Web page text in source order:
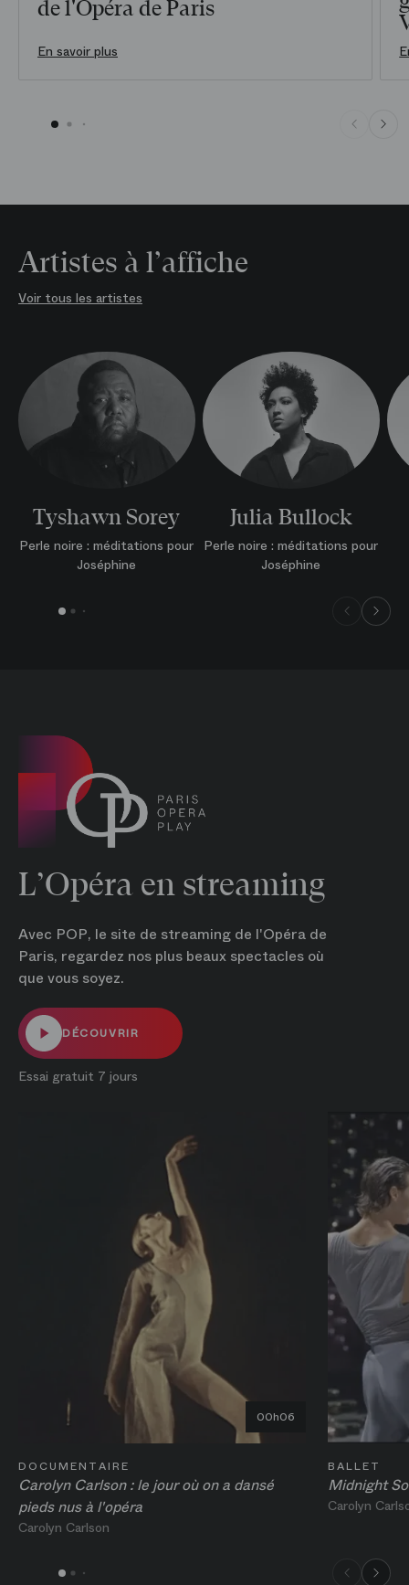
En savoir plus
de l'Opéra de Paris
Artistes à l’affiche
Voir tous les artistes
Tyshawn Sorey
Perle noire : méditations pour
Joséphine
Julia Bullock
Perle noire : méditations pour
Joséphine
L’Opéra en streaming
Avec POP, le site de streaming de l'Opéra de
Paris, regardez nos plus beaux spectacles où
que vous soyez.
DÉCOUVRIR
Essai gratuit 7 jours
00h06
Carolyn Carlson : le jour où on a dansé
pieds nus à l'opéra
DOCUMENTAIRE
Carolyn Carlson
Midnight
BALLET
Carolyn